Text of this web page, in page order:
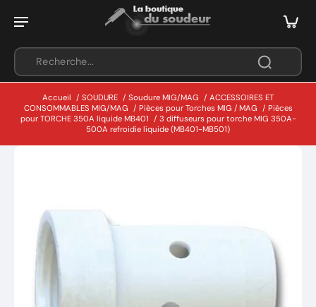
Accueil / SOUDURE / Soudure MIG/MAG / ACCESSOIRES ET
CONSOMMABLES MIG/MAG / Pièces pour Torches MIG / MAG / Pièces
pour TORCHE 350A liquide MB401 / 3 diffuseurs pour torche MIG 350A-
500A refroidie liquide (MB401-MB501)